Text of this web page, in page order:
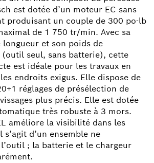
est dotée d’un moteur EC sans
produisant un couple de 300 po-lb
de 1 750 tr/min. Avec sa
et son poids de
seul, sans batterie), cette
est idéale pour les travaux en
endroits exigus. Elle dispose de
réglages de présélection de
plus précis. Elle est dotée
très robuste à 3 mors.
améliore la visibilité dans les
d’un ensemble ne
; la batterie et le chargeur